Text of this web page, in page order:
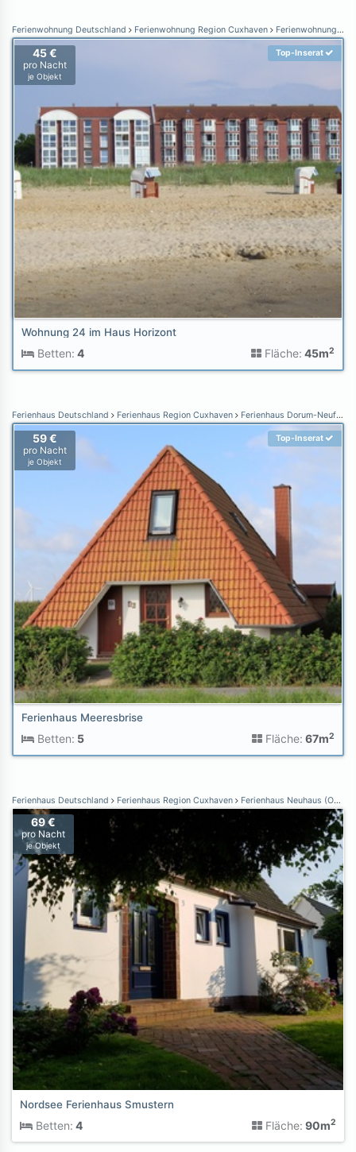
Ferienwohnung Deutschland Ferienwohnung Region Cuxhaven Ferienwohnung Cuxhaven-Sahlenburg
45 €
pro Nacht
je Objekt
Top-Inserat
Wohnung 24 im Haus Horizont
Betten: 4 Fläche: 45m2
Ferienhaus Deutschland Ferienhaus Region Cuxhaven Ferienhaus Dorum-Neufeld
59 €
pro Nacht
je Objekt
Top-Inserat
Ferienhaus Meeresbrise
Betten: 5 Fläche: 67m2
Ferienhaus Deutschland Ferienhaus Region Cuxhaven Ferienhaus Neuhaus (Oste)
69 €
pro Nacht
je Objekt
Nordsee Ferienhaus Smustern
Betten: 4 Fläche: 90m2